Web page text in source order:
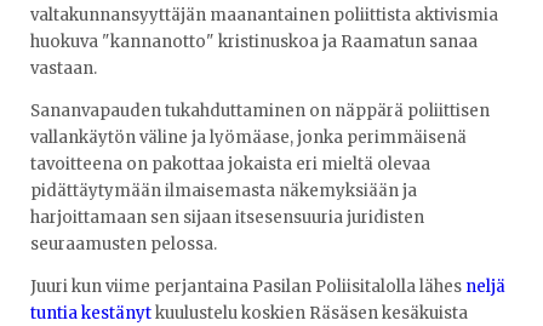
valtakunnansyyttäjän maanantainen poliittista aktivismia
huokuva "kannanotto" kristinuskoa ja Raamatun sanaa
vastaan.
Sananvapauden tukahduttaminen on näppärä poliittisen
vallankäytön väline ja lyömäase, jonka perimmäisenä
tavoitteena on pakottaa jokaista eri mieltä olevaa
pidättäytymään ilmaisemasta näkemyksiään ja
harjoittamaan sen sijaan itsesensuuria juridisten
seuraamusten pelossa.
Juuri kun viime perjantaina Pasilan Poliisitalolla lähes neljä
tuntia kestänytkuulustelu koskien Räsäsen kesäkuista